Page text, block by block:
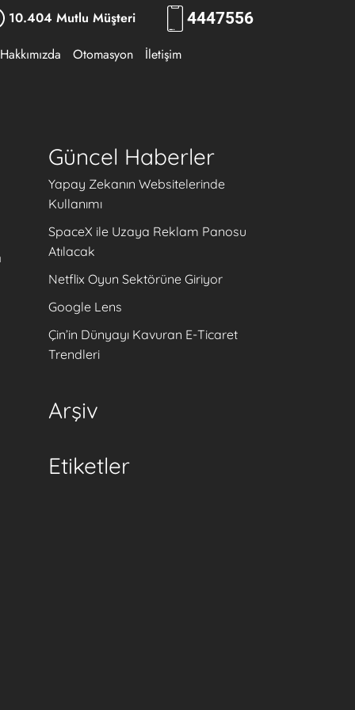
10.404 Mutlu Müşteri 4447556
Hakkımızda Otomasyon İletişim
Güncel Haberler
Yapay Zekanın Websitelerinde
Kullanımı
SpaceX ile Uzaya Reklam Panosu
Atılacak
Netflix Oyun Sektörüne Giriyor
Google Lens
Çin’in Dünyayı Kavuran E-Ticaret
Trendleri
Arşiv
Etiketler